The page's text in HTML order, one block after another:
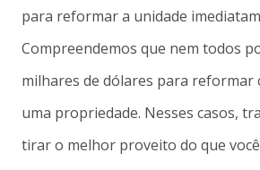
para reformar a unidade
Compreendemos que nem todos
milhares de dólares para reformar
uma propriedade. Nesses casos,
tirar o melhor proveito do que